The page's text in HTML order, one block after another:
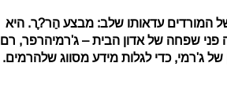
המורדים עדאותו שלב: מבצע הַר?ֶר. היא
שפחה של אדון הבית – ג'רמיהרפר, רם
ג'רמי, כדי לגלות מידע מסווג שלהרמים.